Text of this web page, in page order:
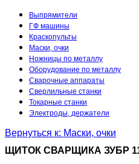
Выпрямители
ГФ машины
Краскопульты
Маски, очки
Ножницы по металлу
Оборудование по металлу
Сварочные аппараты
Сверлильные станки
Токарные станки
Электроды, держатели
Вернуться к: Маски, очки
ЩИТОК СВАРЩИКА ЗУБР